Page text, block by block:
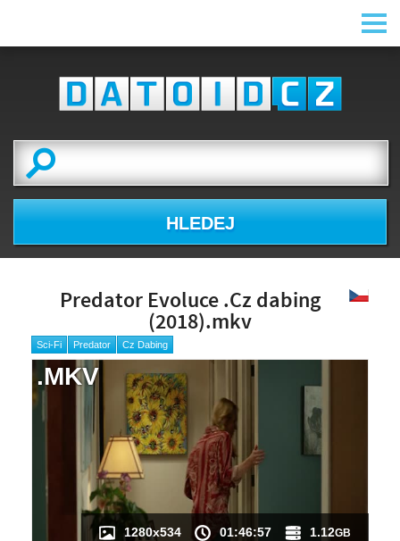
HLEDEJ
Predator Evoluce .Cz dabing
(2018).mkv
Sci-Fi Predator Cz Dabing
NÁHLED VIDEA
NENÍ K DISPOZICI
1280x534 01:46:57 1.12GB
.MKV